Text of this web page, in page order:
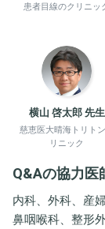
患者目線のクリニッ
横山 啓太郎 先生
慈恵医大晴海トリト
リニック
Q&Aの協力医
内科、外科、産
鼻咽喉科、整形